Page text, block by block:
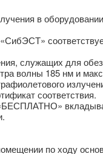
в
служащих для
волны 185 нм и
соответствия.
по ходу